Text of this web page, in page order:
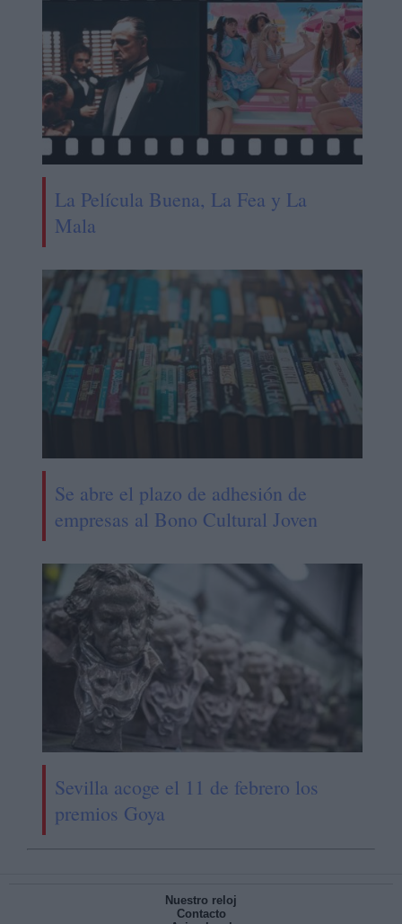
La Película Buena, La Fea y La
Mala
Se abre el plazo de adhesión de
empresas al Bono Cultural Joven
Sevilla acoge el 11 de febrero los
premios Goya
Nuestro reloj
Contacto